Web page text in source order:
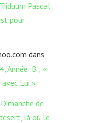
Pascal
pour
dans
Année B ; «
Lui »
de
là où le